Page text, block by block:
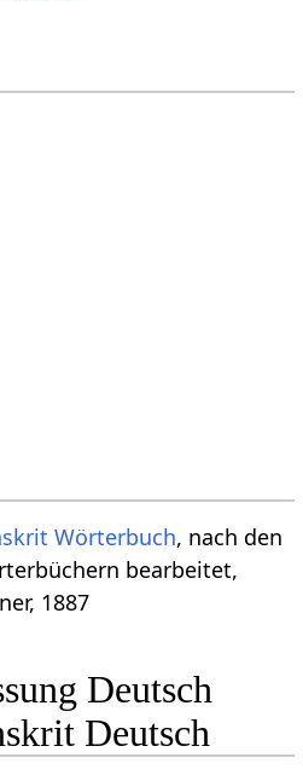
Wörterbuch, nach den
bearbeitet,
1887
Deutsch
Deutsch